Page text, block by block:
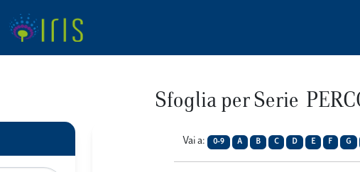
Sfoglia per Serie
Vai a: 0-9 A B C D E F G